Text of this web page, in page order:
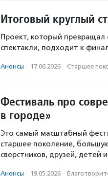
Итоговый круглый
Проект, который
спектакли, подходит к
Анонсы · 17.06.2026 · Старшее
Фестиваль про
в городе»
Это самый масштабный
старшее поколение,
сверстников, друзей, детей
Анонсы · 19.05.2026 ·